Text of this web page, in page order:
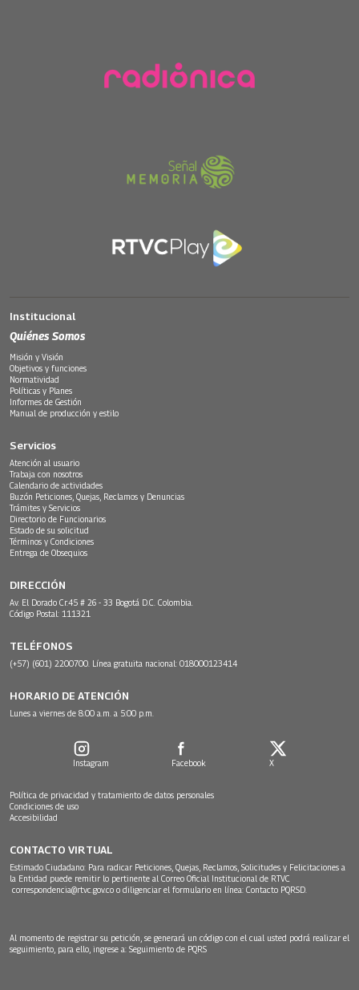
Institucional
Quiénes Somos
Misión y Visión
Objetivos y funciones
Normatividad
Políticas y Planes
Informes de Gestión
Manual de producción y estilo
Servicios
Atención al usuario
Trabaja con nosotros
Calendario de actividades
Buzón Peticiones, Quejas, Reclamos y Denuncias
Trámites y Servicios
Directorio de Funcionarios
Estado de su solicitud
Términos y Condiciones
Entrega de Obsequios
DIRECCIÓN
Av. El Dorado Cr.45 # 26 - 33 Bogotá D.C. Colombia.
Código Postal: 111321
TELÉFONOS
(+57) (601) 2200700. Línea gratuita nacional: 018000123414
HORARIO DE ATENCIÓN
Lunes a viernes de 8:00 a.m. a 5:00 p.m.
Instagram Facebook X
Política de privacidad y tratamiento de datos personales
Condiciones de uso
Accesibilidad
CONTACTO VIRTUAL
Estimado Ciudadano: Para radicar Peticiones, Quejas, Reclamos, Solicitudes y Felicitaciones a
la Entidad puede remitir lo pertinente al Correo Oficial Institucional de RTVC
correspondencia@rtvc.gov.co o diligenciar el formulario en línea: Contacto PQRSD.
Al momento de registrar su petición, se generará un código con el cual usted podrá realizar el
seguimiento, para ello, ingrese a: Seguimiento de PQRS